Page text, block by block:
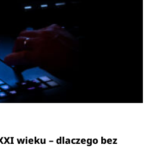
wieku – dlaczego bez